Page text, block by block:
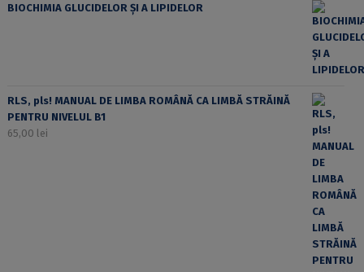
BIOCHIMIA GLUCIDELOR ȘI A LIPIDELOR
RLS, pls! MANUAL DE LIMBA ROMÂNĂ CA LIMBĂ STRĂINĂ
PENTRU NIVELUL B1
65,00 lei